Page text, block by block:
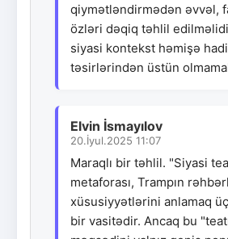
qiymətləndirmədən əvvəl,
özləri dəqiq təhlil
siyasi kontekst həmişə
təsirlərindən üstün
Elvin İsmayılov
20.İyul.2025 11:07
Maraqlı bir təhlil. "Siyasi
metaforası, Trampın
xüsusiyyətlərini anlamaq
bir vasitədir. Ancaq bu